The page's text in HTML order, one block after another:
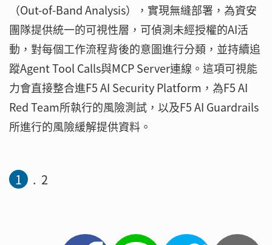
（Out-of-Band Analysis），實現無縫部署，為資安
團隊提供統一的可視性層，可偵測未經授權的AI活
動，對每個工作流程背後的意圖進行分類，並持續追
蹤Agent Tool Calls與MCP Server連線。這項可視能
力會直接整合進F5 AI Security Platform，為F5 AI
Red Team所執行的風險測試，以及F5 AI Guardrails
所進行的風險緩解提供資料。
1 2